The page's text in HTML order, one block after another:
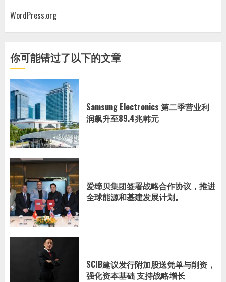
WordPress.org
你可能错过了以下的文章
Samsung Electronics 第二季营业利
润飙升至89.4兆韩元
爱缔贝集团签署战略合作协议，推进
全球能源和基建发展计划。
SCIB建议发行附加股送凭单与削资，
强化资本基础 支持战略增长